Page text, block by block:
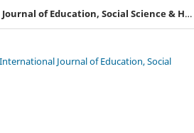
FARS International Journal of Education, Social Science & Humanities.
Journal of Education, Social